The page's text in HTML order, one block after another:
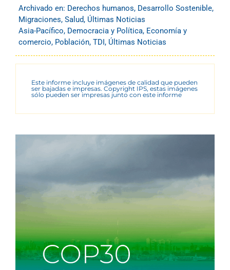
Archivado en: Derechos humanos, Desarrollo Sostenible,
Migraciones, Salud, Últimas Noticias
Asia-Pacífico, Democracia y Política, Economía y
comercio, Población, TDI , Últimas Noticias
Este informe incluye imágenes de calidad que pueden
ser bajadas e impresas. Copyright IPS, estas imágenes
sólo pueden ser impresas junto con este informe